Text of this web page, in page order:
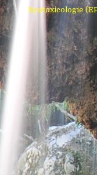
Post
Ecotoxicologie